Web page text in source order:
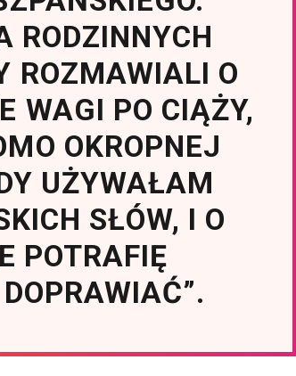
RODZINNYCH
ROZMAWIALI O
WAGI PO CIĄŻY,
OKROPNEJ
UŻYWAŁAM
SŁÓW, I O
POTRAFIĘ